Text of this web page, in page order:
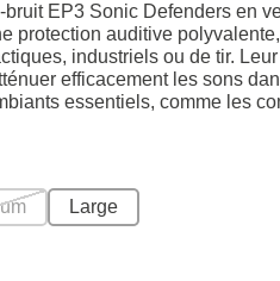
bruit EP3 Sonic Defenders en
protection auditive
industriels ou de tir.
efficacement les sons
essentiels, comme les
Large